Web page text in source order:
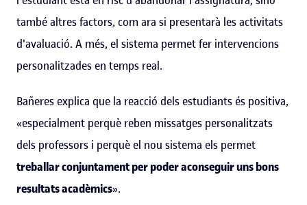
també altres factors, com ara si presentarà les activitats
d'avaluació. A més, el sistema permet fer intervencions
personalitzades en temps real.
Bañeres explica que la reacció dels estudiants és positiva,
«especialment perquè reben missatges personalitzats
dels professors i perquè el nou sistema els permet
treballar conjuntament per poder aconseguir uns bons
resultats acadèmics».